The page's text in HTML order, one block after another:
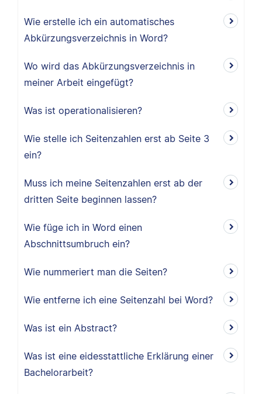
Wie erstelle ich ein automatisches
Abkürzungsverzeichnis in Word?
Wo wird das Abkürzungsverzeichnis in
meiner Arbeit eingefügt?
Was ist operationalisieren?
Wie stelle ich Seitenzahlen erst ab Seite 3
ein?
Muss ich meine Seitenzahlen erst ab der
dritten Seite beginnen lassen?
Wie füge ich in Word einen
Abschnittsumbruch ein?
Wie nummeriert man die Seiten?
Wie entferne ich eine Seitenzahl bei Word?
Was ist ein Abstract?
Was ist eine eidesstattliche Erklärung einer
Bachelorarbeit?